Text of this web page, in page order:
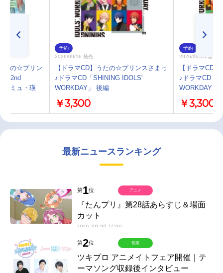
たの☆プリン
2nd
カミュ・瑛
予約
2026/09/16 発売
【ドラマCD】うたの☆プリンスさまっ
♪ドラマCD「SHINING IDOLS'
WORKDAY」 後編
￥3,300
予約
2026/09/16 発売
【ドラマCD
♪ドラマCD「
WORKDAY」
￥3,300
最新ニュースランキング
第1位
『たんプリ』第28話あらすじ＆場面
カット
2026-08-08 12:00
アニメ
第2位
ツキプロ アニメイトフェア開催｜テ
ーマソング収録後インタビュー
音楽